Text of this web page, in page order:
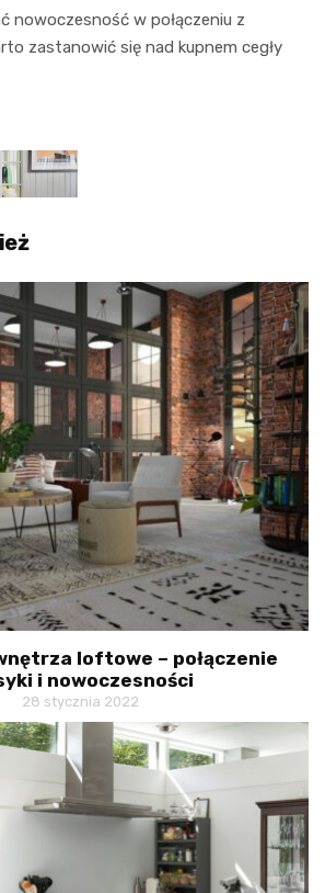
nowoczesność w połączeniu z
zastanowić się nad kupnem cegły
loftowe – połączenie
i nowoczesności
28 stycznia 2022